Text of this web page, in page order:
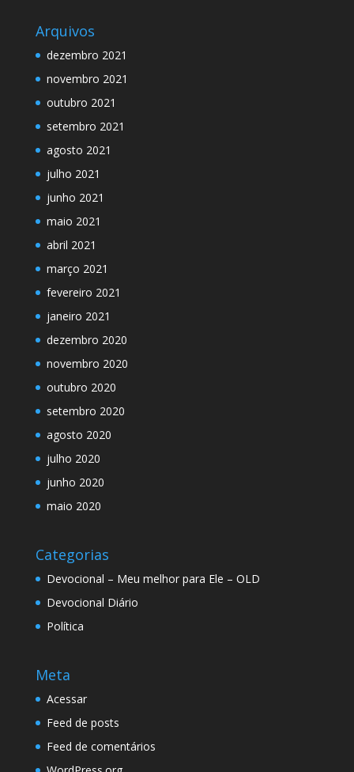
Arquivos
dezembro 2021
novembro 2021
outubro 2021
setembro 2021
agosto 2021
julho 2021
junho 2021
maio 2021
abril 2021
março 2021
fevereiro 2021
janeiro 2021
dezembro 2020
novembro 2020
outubro 2020
setembro 2020
agosto 2020
julho 2020
junho 2020
maio 2020
Categorias
Devocional – Meu melhor para Ele – OLD
Devocional Diário
Política
Meta
Acessar
Feed de posts
Feed de comentários